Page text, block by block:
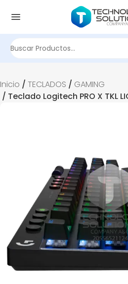
Inicio / TECLADOS / GAMING
/ Teclado Logitech PRO X TKL